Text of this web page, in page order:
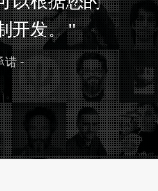
开发。
诺 -